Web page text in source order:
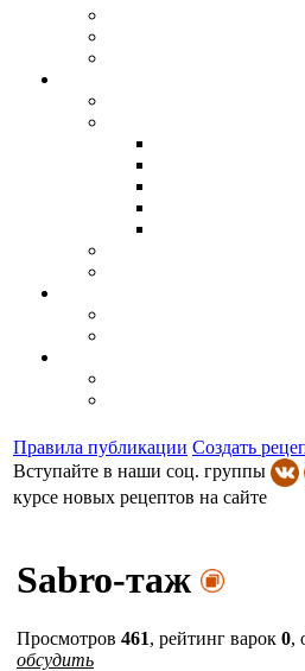
Правила публикации Создать
Вступайте в наши соц. группы
курсе новых рецептов на сайте
Sabro-таж
Просмотров 461, рейтинг варок 0,
обсудить